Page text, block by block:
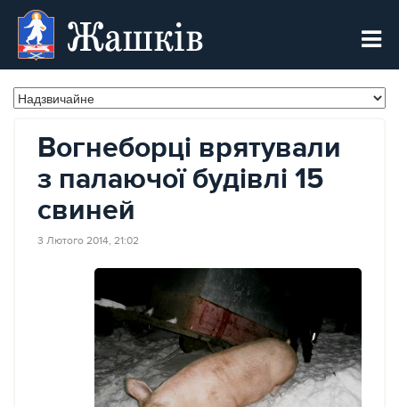
Жашків
Вогнеборці врятували
з палаючої будівлі 15
свиней
3 Лютого 2014, 21:02